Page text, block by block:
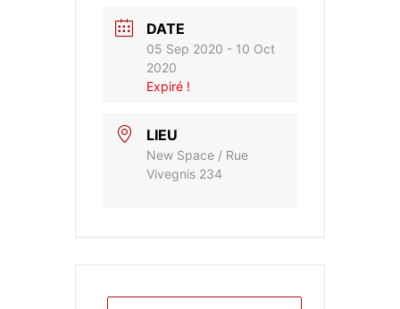
DATE
05 Sep 2020 - 10 Oct
2020
Expiré !
LIEU
New Space / Rue
Vivegnis 234